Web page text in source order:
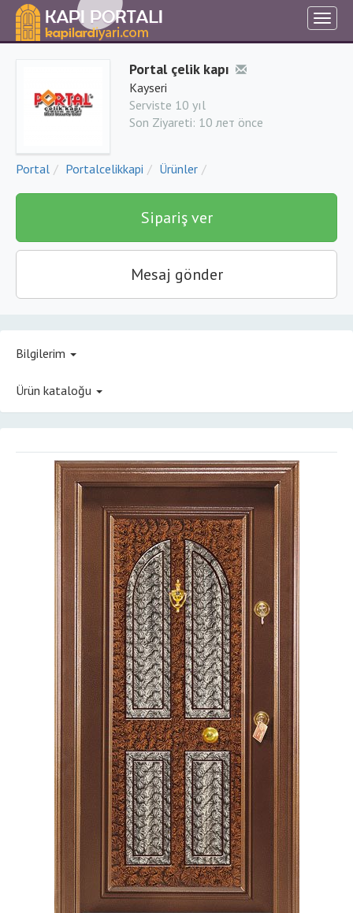
Portal çelik kapı
Kayseri
Serviste 10 yıl
Son Ziyareti: 10 лет önce
Portal Portalcelikkapi Ürünler
Sipariş ver
Mesaj gönder
Bilgilerim
Ürün kataloğu